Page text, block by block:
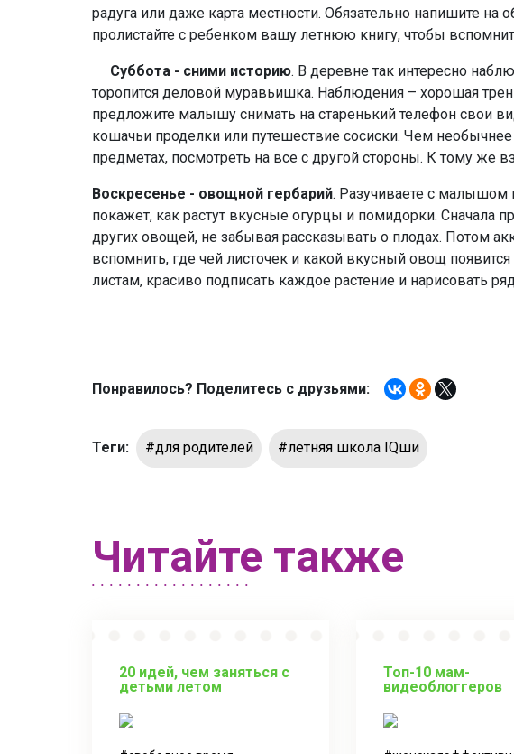
радуга или даже карта местности. Обязательно напишите
пролистайте с ребенком вашу летнюю книгу, чтобы
Суббота - сними историю. В деревне так интересно
торопится деловой муравьишка. Наблюдения – хорошая
предложите малышу снимать на старенький телефон свои
кошачьи проделки или путешествие сосиски. Чем
предметах, посмотреть на все с другой стороны. К тому же
Воскресенье - овощной гербарий. Разучиваете с малышом
покажет, как растут вкусные огурцы и помидорки. Сначала
других овощей, не забывая рассказывать о плодах. Потом
вспомнить, где чей листочек и какой вкусный овощ
листам, красиво подписать каждое растение и нарисовать
Понравилось? Поделитесь с друзьями:
Теги: #для родителей #летняя школа IQши
Читайте также
20 идей, чем заняться с
детьми летом
Топ-10 мам-
видеоблоггеров